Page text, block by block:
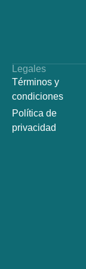
Legales
Términos y
condiciones
Política de
privacidad